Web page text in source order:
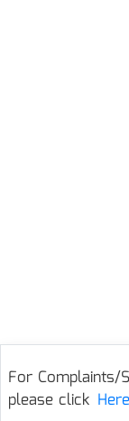
For Complaints/
please click Here